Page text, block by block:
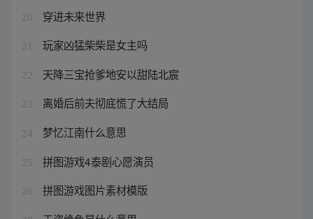
20 穿进未来世界
21 玩家凶猛柴柴是女主吗
22 天降三宝抢爹地安以甜陆北宸
23 离婚后前夫彻底慌了大结局
24 梦忆江南什么意思
25 拼图游戏4泰剧心愿演员
26 拼图游戏图片素材模版